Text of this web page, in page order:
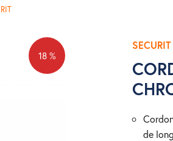
18 %
SECURIT
cordons pour poteaux d’accueil disponibles avec des embouts chromés, 1,5 m
de